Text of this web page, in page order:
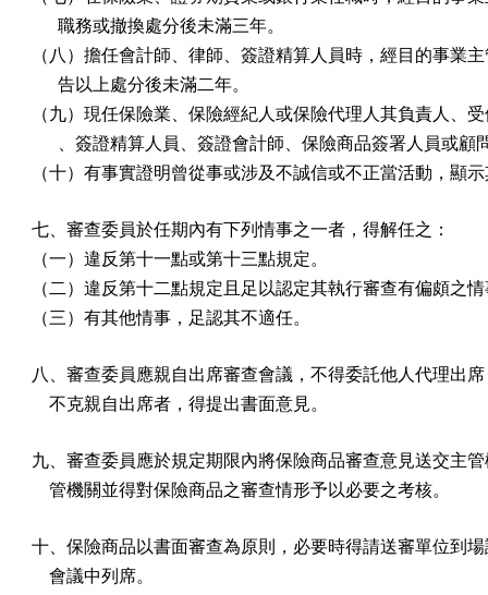
      職務或撤換處分後未滿三年。
（八）擔任會計師、律師、簽證精算人員時，經目的事業
      告以上處分後未滿二年。
（九）現任保險業、保險經紀人或保險代理人其負責人、
、簽證精算人員、簽證會計師、保險商品簽署人員或顧
（十）有事實證明曾從事或涉及不誠信或不正當活動，顯
七、審查委員於任期內有下列情事之一者，得解任之：
（一）違反第十一點或第十三點規定。
（二）違反第十二點規定且足以認定其執行審查有偏頗之
（三）有其他情事，足認其不適任。
八、審查委員應親自出席審查會議，不得委託他人代理出
    不克親自出席者，得提出書面意見。
九、審查委員應於規定期限內將保險商品審查意見送交主
    管機關並得對保險商品之審查情形予以必要之考核。
十、保險商品以書面審查為原則，必要時得請送審單位到
    會議中列席。